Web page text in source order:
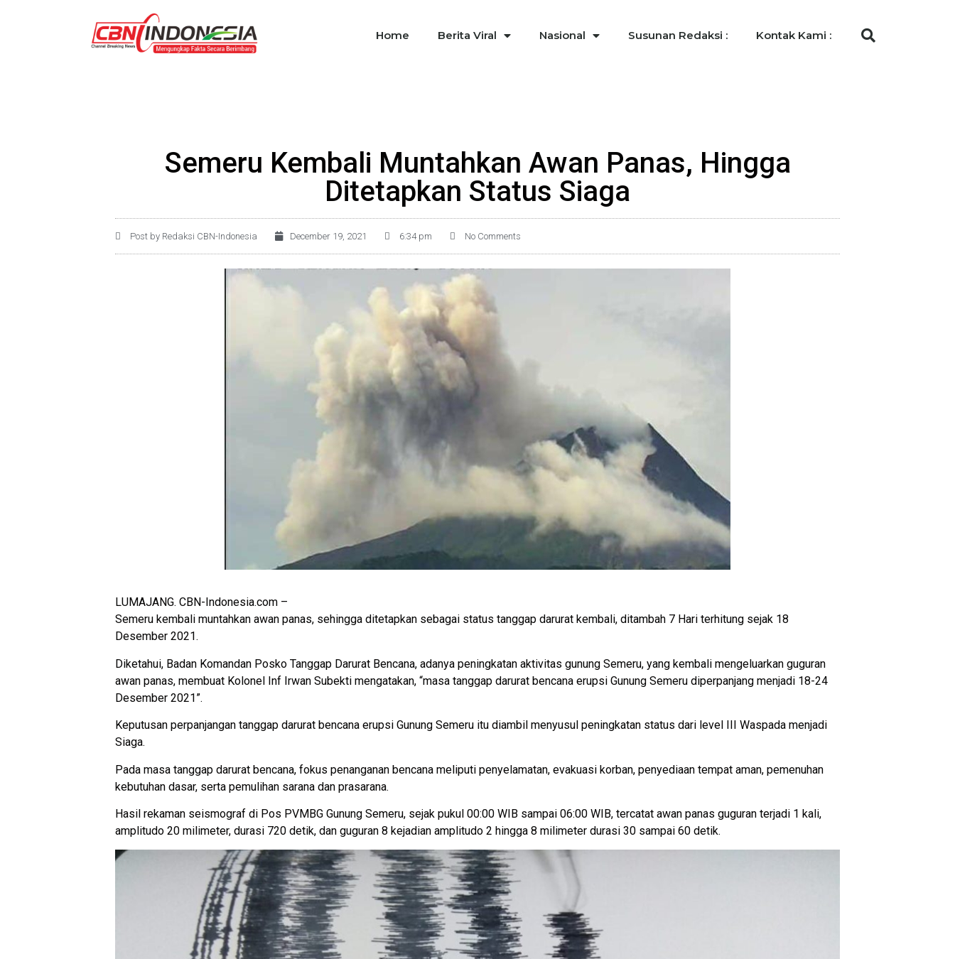
Home Berita Viral Nasional Susunan Redaksi : Kontak Kami :
Semeru Kembali Muntahkan Awan Panas, Hingga
Ditetapkan Status Siaga
Post by Redaksi CBN-Indonesia December 19, 2021 6:34 pm No Comments
LUMAJANG. CBN-Indonesia.com –
Semeru kembali muntahkan awan panas, sehingga ditetapkan sebagai status tanggap darurat kembali, ditambah 7 Hari terhitung sejak 18
Desember 2021.
Diketahui, Badan Komandan Posko Tanggap Darurat Bencana, adanya peningkatan aktivitas gunung Semeru, yang kembali mengeluarkan guguran
awan panas, membuat Kolonel Inf Irwan Subekti mengatakan, “masa tanggap darurat bencana erupsi Gunung Semeru diperpanjang menjadi 18-24
Desember 2021”.
Keputusan perpanjangan tanggap darurat bencana erupsi Gunung Semeru itu diambil menyusul peningkatan status dari level III Waspada menjadi
Siaga.
Pada masa tanggap darurat bencana, fokus penanganan bencana meliputi penyelamatan, evakuasi korban, penyediaan tempat aman, pemenuhan
kebutuhan dasar, serta pemulihan sarana dan prasarana.
Hasil rekaman seismograf di Pos PVMBG Gunung Semeru, sejak pukul 00:00 WIB sampai 06:00 WIB, tercatat awan panas guguran terjadi 1 kali,
amplitudo 20 milimeter, durasi 720 detik, dan guguran 8 kejadian amplitudo 2 hingga 8 milimeter durasi 30 sampai 60 detik.